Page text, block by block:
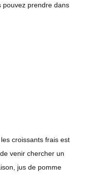
pouvez prendre dans
croissants frais est
venir chercher un
jus de pomme